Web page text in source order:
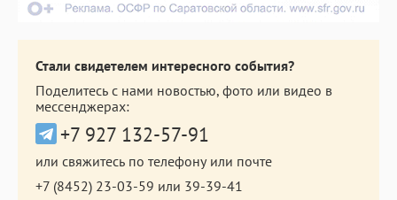
Стали свидетелем интересного события?
Поделитесь с нами новостью, фото или видео в
мессенджерах:
+7 927 132-57-91
или свяжитесь по телефону или почте
+7 (8452) 23-03-59 или 39-39-41